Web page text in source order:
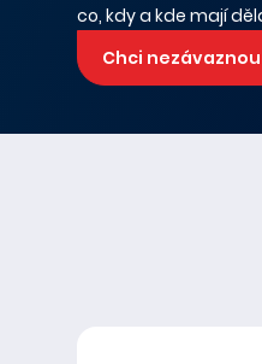
co, kdy a kde mají
Chci